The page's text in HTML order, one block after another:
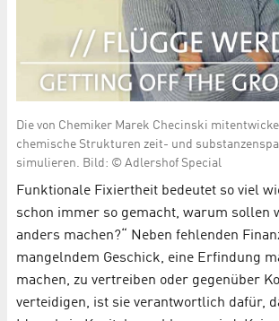
Die von Chemiker Marek Checinski
chemische Strukturen zeit- und
simulieren. Bild: © Adlershof Special
Funktionale Fixiertheit bedeutet so viel
schon immer so gemacht, warum sollen
anders machen?“ Neben fehlenden
mangelndem Geschick, eine Erfindung
machen, zu vertreiben oder gegenüber
verteidigen, ist sie verantwortlich dafür,